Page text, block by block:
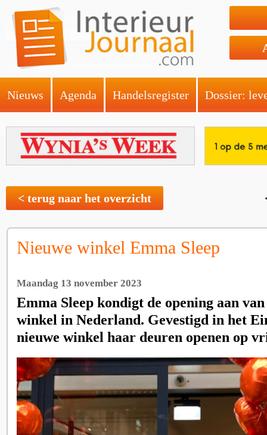
Nieuws Agenda Handelsregister Dossier:
< terug naar het overzicht
Nieuwe winkel Emma Sleep
Maandag 13 november 2023
Emma Sleep kondigt de opening aan
winkel in Nederland. Gevestigd in het
nieuwe winkel haar deuren openen op